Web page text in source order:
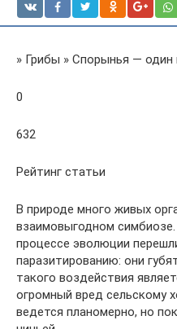
» Грибы » Спорынья — один
0
632
Рейтинг статьи
В природе много живых
взаимовыгодном
процессе эволюции
паразитированию: они
такого воздействия
огромный вред сельскому
ведется планомерно, но